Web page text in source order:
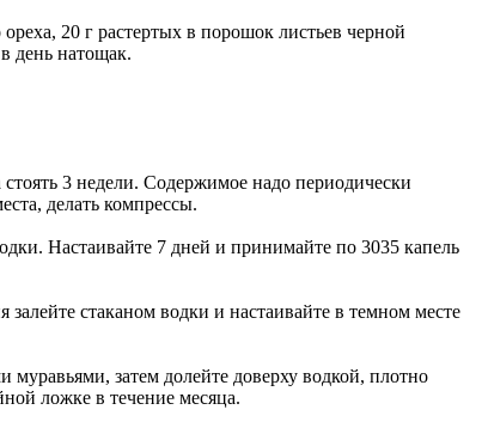
20 г растертых в порошок листьев черной
день натощак.
3 недели. Содержимое надо периодически
делать компрессы.
Настаивайте 7 дней и принимайте по 3035 капель
стаканом водки и настаивайте в темном месте
затем долейте доверху водкой, плотно
ложке в течение месяца.